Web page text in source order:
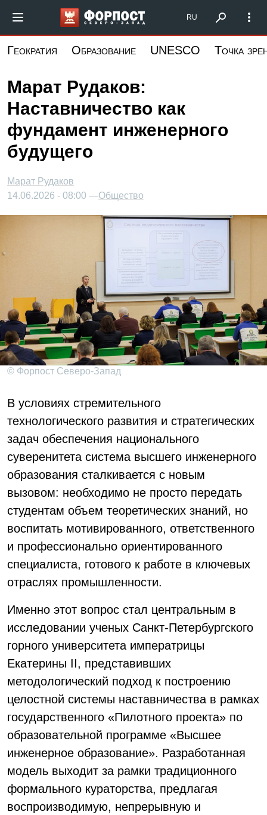
основному
Форпост Северо-Запад
RU
Геократия Образование UNESCO Точка
Марат Рудаков:
Наставничество как
фундамент инженерного
будущего
Марат Рудаков
14.06.2026 - 08:00 —Общество
© Форпост Северо-Запад
В условиях стремительного
технологического развития и стратегических
задач обеспечения национального
суверенитета система высшего инженерного
образования сталкивается с новым
вызовом: необходимо не просто передать
студентам объем теоретических знаний, но
воспитать мотивированного, ответственного
и профессионально ориентированного
специалиста, готового к работе в ключевых
отраслях промышленности.
Именно этот вопрос стал центральным в
исследовании ученых Санкт-Петербургского
горного университета императрицы
Екатерины II, представивших
методологический подход к построению
целостной системы наставничества в рамках
государственного «Пилотного проекта» по
образовательной программе «Высшее
инженерное образование». Разработанная
модель выходит за рамки традиционного
формального кураторства, предлагая
воспроизводимую, непрерывную и